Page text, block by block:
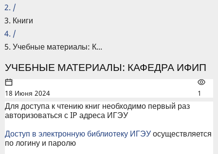
/
Книги
/
Учебные материалы: К...
УЧЕБНЫЕ МАТЕРИАЛЫ: КАФЕДРА ИФИП
18 Июня 2024 1
Для доступа к чтению книг необходимо первый раз
авторизоваться с IP адреса ИГЭУ
Доступ в электронную библиотеку ИГЭУосуществляется
по логину и паролю